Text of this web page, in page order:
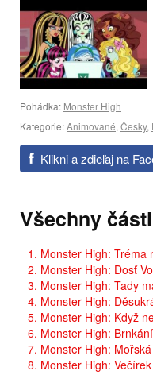
Pohádka: Monster High
Kategorie:Animované, Česky,
Klikni a zdieľaj na
Všechny
1. Monster High: Tréma
2. Monster High: Dosť
3. Monster High: Tady
4. Monster High:
5. Monster High: Když
6. Monster High:
7. Monster High:
8. Monster High: